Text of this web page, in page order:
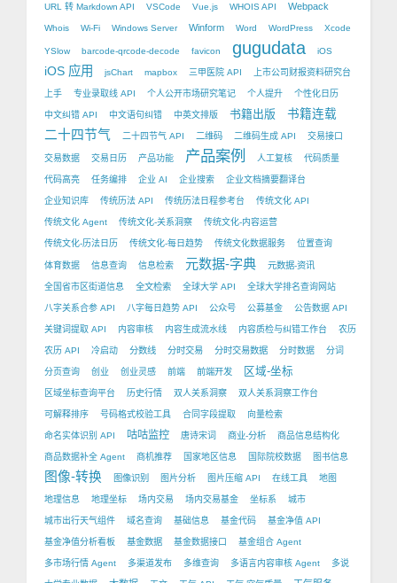
URL 转 Markdown API VSCode Vue.js WHOIS API Webpack
Whois Wi-Fi Windows Server Winform Word WordPress Xcode
YSlow barcode-qrcode-decode favicon gugudata iOS
iOS 应用 jsChart mapbox 三甲医院 API 上市公司财报资料研究台
上手 专业录取线 API 个人公开市场研究笔记 个人提升 个性化日历
中文纠错 API 中文语句纠错 中英文排版 书籍出版 书籍连载
二十四节气 二十四节气 API 二维码 二维码生成 API 交易接口
交易数据 交易日历 产品功能 产品案例 人工复核 代码质量
代码高亮 任务编排 企业 AI 企业搜索 企业文档摘要翻译台
企业知识库 传统历法 API 传统历法日程参考台 传统文化 API
传统文化 Agent 传统文化-关系洞察 传统文化-内容运营
传统文化-历法日历 传统文化-每日趋势 传统文化数据服务 位置查询
体育数据 信息查询 信息检索 元数据-字典 元数据-资讯
全国省市区街道信息 全文检索 全球大学 API 全球大学排名查询网站
八字关系合参 API 八字每日趋势 API 公众号 公募基金 公告数据 API
关键词提取 API 内容审核 内容生成流水线 内容质检与纠错工作台 农历
农历 API 冷启动 分数线 分时交易 分时交易数据 分时数据 分词
分页查询 创业 创业灵感 前端 前端开发 区域-坐标
区域坐标查询平台 历史行情 双人关系洞察 双人关系洞察工作台
可解释排序 号码格式校验工具 合同字段提取 向量检索
命名实体识别 API 咕咕监控 唐诗宋词 商业-分析 商品信息结构化
商品数据补全 Agent 商机推荐 国家地区信息 国际院校数据 图书信息
图像-转换 图像识别 图片分析 图片压缩 API 在线工具 地图
地理信息 地理坐标 场内交易 场内交易基金 坐标系 城市
城市出行天气组件 域名查询 基础信息 基金代码 基金净值 API
基金净值分析看板 基金数据 基金数据接口 基金组合 Agent
多市场行情 Agent 多渠道发布 多维查询 多语言内容审核 Agent 多说